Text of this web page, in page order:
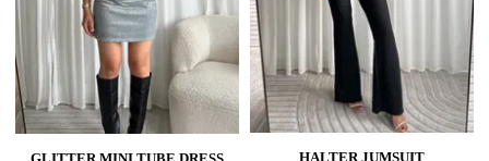
HALTER JUMSUIT